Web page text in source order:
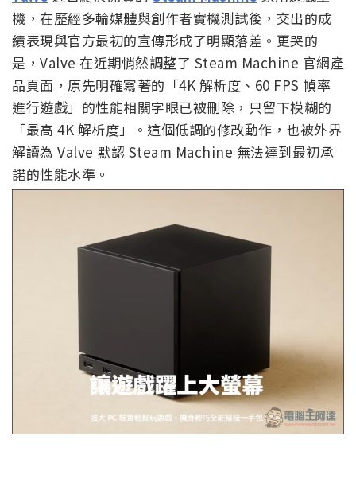
機，在歷經多輪媒體與創作者實機測試後，交出的成
績表現與官方最初的宣傳形成了明顯落差。更哭的
是，Valve 在近期悄然調整了 Steam Machine 官網產
品頁面，原先明確寫著的「4K 解析度、60 FPS 幀率
進行遊戲」的性能相關字眼已被刪除，只留下模糊的
「最高 4K 解析度」。這個低調的修改動作，也被外界
解讀為 Valve 默認 Steam Machine 無法達到最初承
諾的性能水準。